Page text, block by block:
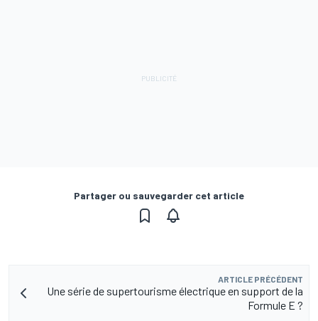
Partager ou sauvegarder cet article
ARTICLE PRÉCÉDENT
Une série de supertourisme électrique en support de la
Formule E ?